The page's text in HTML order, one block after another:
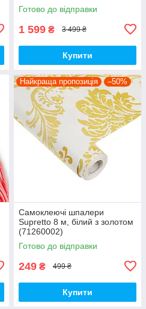
Готово до відправки
1 599 ₴ 3 499 ₴
Купити
Найкраща пропозиція –50%
Самоклеючі шпалери
Supretto 8 м, білий з золотом
(71260002)
Готово до відправки
249 ₴ 499 ₴
Купити